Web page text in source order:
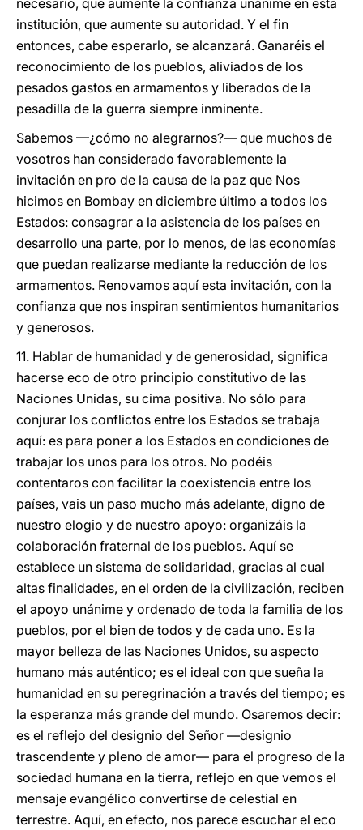
necesario, que aumente la confianza unánime en esta
institución, que aumente su autoridad. Y el fin
entonces, cabe esperarlo, se alcanzará. Ganaréis el
reconocimiento de los pueblos, aliviados de los
pesados gastos en armamentos y liberados de la
pesadilla de la guerra siempre inminente.
Sabemos —¿cómo no alegrarnos?— que muchos de
vosotros han considerado favorablemente la
invitación en pro de la causa de la paz que Nos
hicimos en Bombay en diciembre último a todos los
Estados: consagrar a la asistencia de los países en
desarrollo una parte, por lo menos, de las economías
que puedan realizarse mediante la reducción de los
armamentos. Renovamos aquí esta invitación, con la
confianza que nos inspiran sentimientos humanitarios
y generosos.
11. Hablar de humanidad y de generosidad, significa
hacerse eco de otro principio constitutivo de las
Naciones Unidas, su cima positiva. No sólo para
conjurar los conflictos entre los Estados se trabaja
aquí: es para poner a los Estados en condiciones de
trabajar los unos para los otros. No podéis
contentaros con facilitar la coexistencia entre los
países, vais un paso mucho más adelante, digno de
nuestro elogio y de nuestro apoyo: organizáis la
colaboración fraternal de los pueblos. Aquí se
establece un sistema de solidaridad, gracias al cual
altas finalidades, en el orden de la civilización, reciben
el apoyo unánime y ordenado de toda la familia de los
pueblos, por el bien de todos y de cada uno. Es la
mayor belleza de las Naciones Unidos, su aspecto
humano más auténtico; es el ideal con que sueña la
humanidad en su peregrinación a través del tiempo; es
la esperanza más grande del mundo. Osaremos decir:
es el reflejo del designio del Señor —designio
trascendente y pleno de amor— para el progreso de la
sociedad humana en la tierra, reflejo en que vemos el
mensaje evangélico convertirse de celestial en
terrestre. Aquí, en efecto, nos parece escuchar el eco